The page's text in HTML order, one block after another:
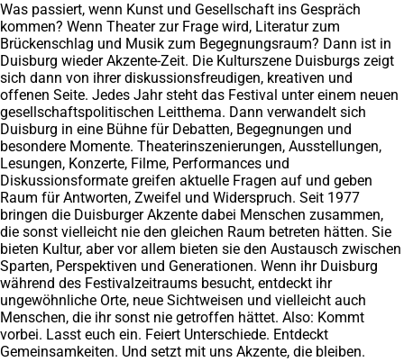
Was passiert, wenn Kunst und Gesellschaft ins Gespräch
kommen? Wenn Theater zur Frage wird, Literatur zum
Brückenschlag und Musik zum Begegnungsraum? Dann ist in
Duisburg wieder Akzente-Zeit. Die Kulturszene Duisburgs zeigt
sich dann von ihrer diskussionsfreudigen, kreativen und
offenen Seite. Jedes Jahr steht das Festival unter einem neuen
gesellschaftspolitischen Leitthema. Dann verwandelt sich
Duisburg in eine Bühne für Debatten, Begegnungen und
besondere Momente. Theaterinszenierungen, Ausstellungen,
Lesungen, Konzerte, Filme, Performances und
Diskussionsformate greifen aktuelle Fragen auf und geben
Raum für Antworten, Zweifel und Widerspruch. Seit 1977
bringen die Duisburger Akzente dabei Menschen zusammen,
die sonst vielleicht nie den gleichen Raum betreten hätten. Sie
bieten Kultur, aber vor allem bieten sie den Austausch zwischen
Sparten, Perspektiven und Generationen. Wenn ihr Duisburg
während des Festivalzeitraums besucht, entdeckt ihr
ungewöhnliche Orte, neue Sichtweisen und vielleicht auch
Menschen, die ihr sonst nie getroffen hättet. Also: Kommt
vorbei. Lasst euch ein. Feiert Unterschiede. Entdeckt
Gemeinsamkeiten. Und setzt mit uns Akzente, die bleiben.